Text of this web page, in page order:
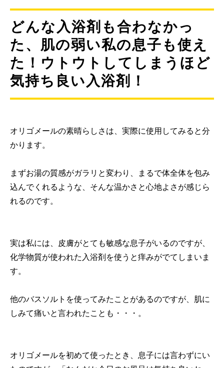
どんな入浴剤も合わなかっ
た、肌の弱い私の息子も使え
た！ウトウトしてしまうほど
気持ち良い入浴剤！
オリゴメールの素晴らしさは、実際に使用してみると分
かります。
まずお湯の質感がガラリと変わり、まるで体全体を包み
込んでくれるような、そんな温かさと心地よさが感じら
れるのです。
実は私には、皮膚がとても敏感な息子がいるのですが、
化学物質が使われた入浴剤を使うと痒みがでてしまいま
す。
他のバスソルトを使ってみたことがあるのですが、肌に
しみて痛いと言われたことも・・・。
オリゴメールを初めて使ったとき、息子には言わずにい